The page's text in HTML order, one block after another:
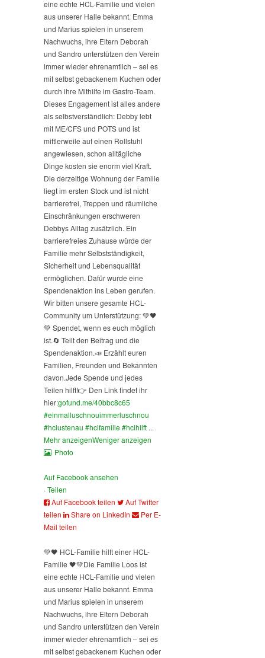
eine echte HCL-Familie und vielen
aus unserer Halle bekannt. Emma
und Marius spielen in unserem
Nachwuchs, ihre Eltern Deborah
und Sandro unterstützen den Verein
immer wieder ehrenamtlich – sei es
mit selbst gebackenem Kuchen oder
durch ihre Mithilfe im Gastro-Team.
Dieses Engagement ist alles andere
als selbstverständlich: Debby lebt
mit ME/CFS und POTS und ist
mittlerweile auf einen Rollstuhl
angewiesen, schon alltägliche
Dinge kosten sie enorm viel Kraft.
Die derzeitige Wohnung der Familie
liegt im ersten Stock und ist nicht
barrierefrei, Treppen und räumliche
Einschränkungen erschweren
Debbys Alltag zusätzlich. Ein
barrierefreies Zuhause würde der
Familie mehr Selbstständigkeit,
Sicherheit und Lebensqualität
ermöglichen. Dafür wurde eine
Spendenaktion ins Leben gerufen.
Wir bitten unsere gesamte HCL-
Community um Unterstützung: 💚🖤
💚 Spendet, wenn es euch möglich
ist.🔄 Teilt den Beitrag und die
Spendenaktion.📣 Erzählt euren
Familien, Freunden und Bekannten
davon.Jede Spende und jedes
Teilen hilft!👉 Den Link findet ihr
hier:gofund.me/40bbc8c65
#einmalluschnouimmerluschnou
#hclustenau #hclfamilie#hclhilft ...
Mehr anzeigenWeniger anzeigen
Photo
Auf Facebook ansehen
·Teilen
Auf Facebook teilen
Auf Twitter
teilen
Share on LinkedIn
Per E-
Mail teilen
💚🖤 HCL-Familie hilft einer HCL-
Familie 🖤💚Die Familie Loos ist
eine echte HCL-Familie und vielen
aus unserer Halle bekannt. Emma
und Marius spielen in unserem
Nachwuchs, ihre Eltern Deborah
und Sandro unterstützen den Verein
immer wieder ehrenamtlich – sei es
mit selbst gebackenem Kuchen oder